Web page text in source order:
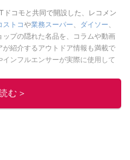
コモと共同で開設した、レコメン
ストコや業務スーパー、 ダイソー、
ップの隠れた名品を、コラムや動画
紹介するアウトドア情報も満載で
ンフルエンサーが実際に使用して
む＞